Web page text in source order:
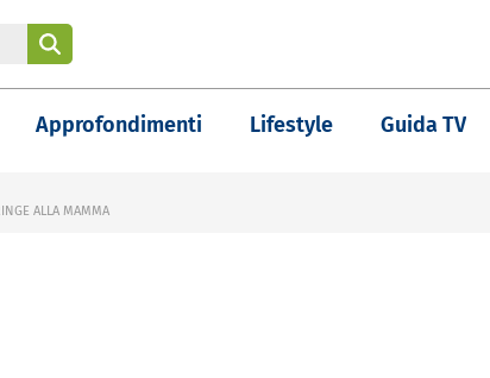
Approfondimenti Lifestyle Guida TV
ALLA MAMMA